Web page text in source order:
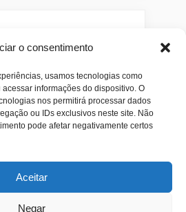
o consentimento
usamos tecnologias como
informações do dispositivo. O
nos permitirá processar dados
ou IDs exclusivos neste site. Não
pode afetar negativamente certos
Aceitar
Negar
Combos